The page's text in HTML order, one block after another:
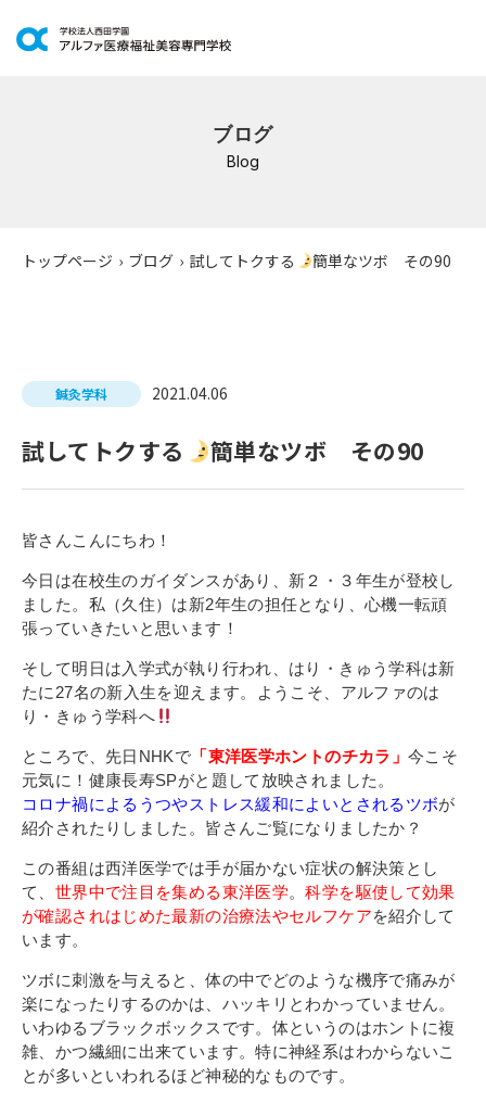
アルファのDNA
教育理念・沿革
施設紹介
アクセス
入学案内
募集学科・学費
入試について
学費サポート
就職支援
就職サポート
求人検索システム
研修・講座
ブログ
Blog
トップページ › ブログ › 試してトクする 簡単なツボ その90
鍼灸学科 2021.04.06
試してトクする 簡単なツボ その90
皆さんこんにちわ！
今日は在校生のガイダンスがあり、新２・３年生が登校し
ました。私（久住）は新2年生の担任となり、心機一転頑
張っていきたいと思います！
そして明日は入学式が執り行われ、はり・きゅう学科は新
たに27名の新入生を迎えます。ようこそ、アルファのは
り・きゅう学科へ
ところで、先日NHKで 「東洋医学ホントのチカラ」 今こそ
元気に！健康長寿SPがと題して放映されました。
コロナ禍によるうつやストレス緩和によいとされるツボが
紹介されたりしました。皆さんご覧になりましたか？
この番組は西洋医学では手が届かない症状の解決策とし
て、 世界中で注目を集める東洋医学。科学を駆使して効果
が確認されはじめた最新の治療法やセルフケアを紹介して
います。
ツボに刺激を与えると、体の中でどのような機序で痛みが
楽になったりするのかは、ハッキリとわかっていません。
いわゆるブラックボックスです。体というのはホントに複
雑、かつ繊細に出来ています。特に神経系はわからないこ
とが多いといわれるほど神秘的なものです。